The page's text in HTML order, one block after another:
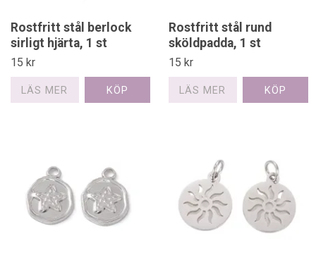
Rostfritt stål berlock
sirligt hjärta, 1 st
15 kr
LÄS MER
Rostfritt stål rund
sköldpadda, 1 st
15 kr
LÄS MER